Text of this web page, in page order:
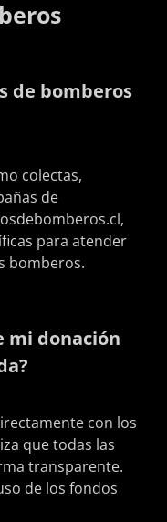
de bomberos
colectas,
de
para atender
bomberos.
mi donación
con los
que todas las
transparente.
de los fondos